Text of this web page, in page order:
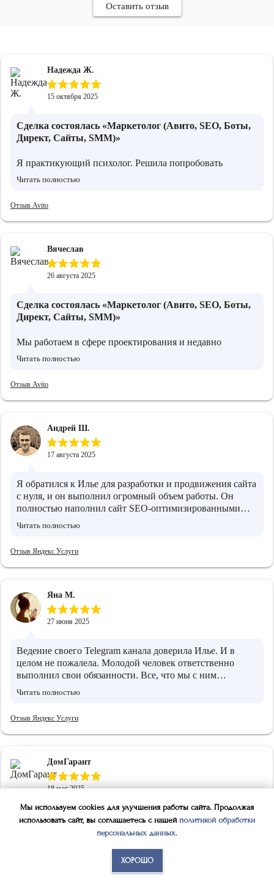
Оставить отзыв
Надежда Ж.
15 октября 2025
Сделка состоялась «Маркетолог (Авито, SEO, Боты,
Директ, Сайты, SMM)»
Я практикующий психолог. Решила попробовать
продвижение через Авито. Сама не знала, как правильно
позиционированием, объяснил, как реагировать на
обращения. Благодаря этому, получилось наладить
Читать полностью
Отзыв Avito
Вячеслав
26 августа 2025
Сделка состоялась «Маркетолог (Авито, SEO, Боты,
Директ, Сайты, SMM)»
Мы работаем в сфере проектирования и недавно
обратились к Илье. Нужно было разобраться с рекламой
Отдельно отметил важность статей, чтобы сайт выглядел
экспертно. Сейчас используем его рекомендации —
Читать полностью
Отзыв Avito
Андрей Ш.
17 августа 2025
Я обратился к Илье для разработки и продвижения сайта
с нуля, и он выполнил огромный объем работы. Он
полностью наполнил сайт SEO-оптимизированными
текстами, адаптировав их под требования поисковых
стабильно привлекать целевую аудиторию, что, конечно
же, привело к увеличению прибыли. Илья –
поэтому я рекомендую его услуги.
Читать полностью
Отзыв Яндекс Услуги
Яна М.
27 июня 2025
Ведение своего Telegram канала доверила Илье. И в
целом не пожалела. Молодой человек ответственно
выполнил свои обязанности. Все, что мы с ним
обговаривали было сделано. Те результаты которые
Читать полностью
Отзыв Яндекс Услуги
ДомГарант
18 мая 2025
Сделка состоялась «Маркетолог (Авито, Директ,
Сайты, SMM, SEO)»
Мы используем cookies для улучшения работы сайта. Продолжая
использовать сайт, вы соглашаетесь с нашей политикой обработки
персональных данных.
ХОРОШО